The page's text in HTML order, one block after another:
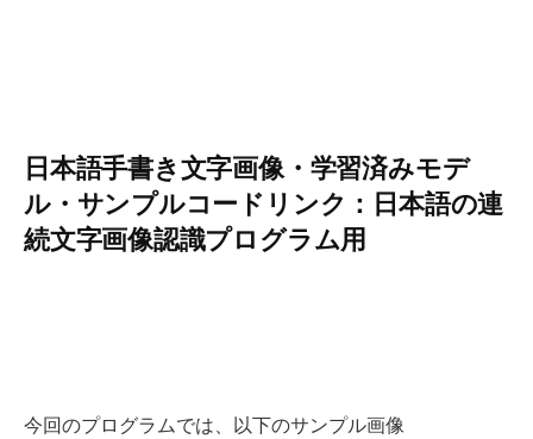
日本語手書き文字画像・学習済みモデ
ル・サンプルコードリンク：日本語の連
続文字画像認識プログラム用
今回のプログラムでは、以下のサンプル画像